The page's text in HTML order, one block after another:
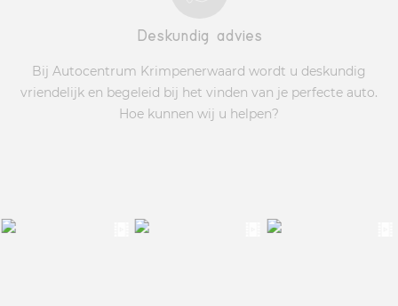
Deskundig advies
Bij Autocentrum Krimpenerwaard wordt u deskundig
vriendelijk en begeleid bij het vinden van je perfecte auto.
Hoe kunnen wij u helpen?